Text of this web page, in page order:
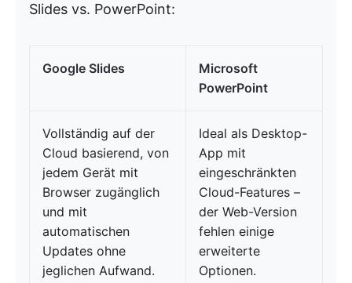
Slides vs. PowerPoint:
Google Slides
Microsoft
PowerPoint
Vollständig auf der
Cloud basierend, von
jedem Gerät mit
Browser zugänglich
und mit
automatischen
Updates ohne
jeglichen Aufwand.
Ideal als Desktop-
App mit
eingeschränkten
Cloud-Features –
der Web-Version
fehlen einige
erweiterte
Optionen.